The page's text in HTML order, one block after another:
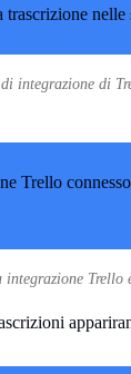
integrazione di
Trello